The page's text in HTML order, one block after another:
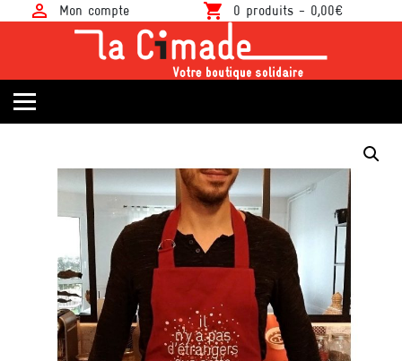
person_outline Mon compte shopping_cart 0 produits - 0,00€
T-shirts militants
Calendriers / Agendas Solidaires
Publications / Livres
Objets